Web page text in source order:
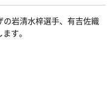
の岩清水梓選手、有吉佐織
す。